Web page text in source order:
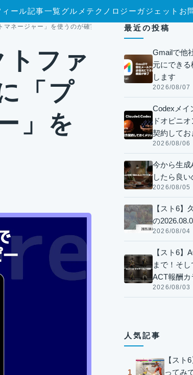
ィール記事一覧グルメ テクノロジー ガジェット お
ネージャー」を使うのが確実
ファ
「プ
」を
最近の投稿
Gmailで他
元にできる
します
2026/08/07
Codexメイ
ドオピニ
契約してお
2026/08/06
今から生成
したら良い
2026/08/05
【スト6】
の
2026/08/04
【スト6】
まで！そ
ACT報酬カ
2026/08/03
人気記事
1
【スト
ってみ